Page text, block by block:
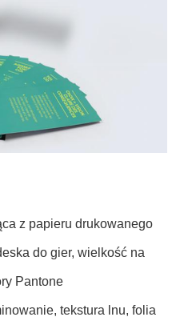
z papieru drukowanego
do gier, wielkość na
Pantone
tekstura lnu, folia